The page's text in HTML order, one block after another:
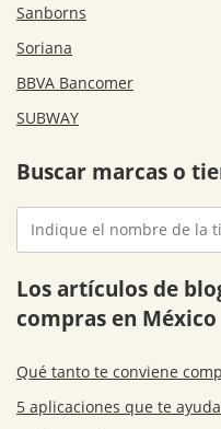
Sanborns
Soriana
BBVA Bancomer
SUBWAY
Buscar marcas o
Los artículos de
compras en México
Qué tanto te conviene
5 aplicaciones que te